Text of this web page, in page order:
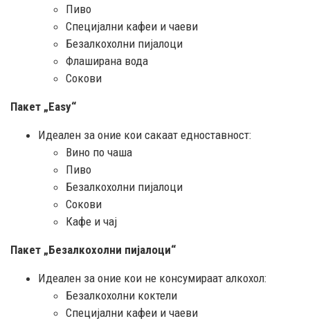
Пиво
Специјални кафеи и чаеви
Безалкохолни пијалоци
Флаширана вода
Сокови
Пакет „Easy“
Идеален за оние кои сакаат едноставност:
Вино по чаша
Пиво
Безалкохолни пијалоци
Сокови
Кафе и чај
Пакет „Безалкохолни пијалоци“
Идеален за оние кои не консумираат алкохол:
Безалкохолни коктели
Специјални кафеи и чаеви